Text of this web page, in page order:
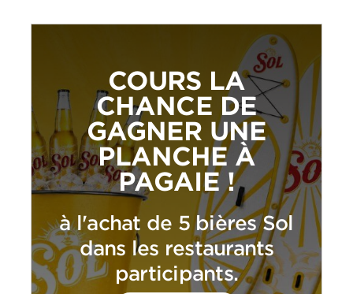
COURS LA
CHANCE DE
GAGNER UNE
PLANCHE À
PAGAIE !
à l'achat de 5 bières Sol
dans les restaurants
participants.